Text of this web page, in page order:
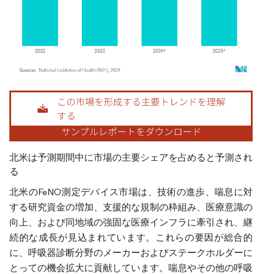
画像 © Mordor Intelligence。再利用にはCC BY 4.0の表示が必要です。
北米は予測期間中に市場の主要シェアを占めると予測され
る
北米のFeNO測定デバイス市場は、技術の進歩、喘息に対
する研究資金の増加、支援的な規制の枠組み、医療意識の
向上、および同地域の強固な医療インフラに牽引され、継
続的な成長が見込まれています。これらの要因が総合的
に、呼吸器診断分野のメーカーおよびステークホルダーに
とっての機会拡大に貢献しています。喘息やその他の呼吸